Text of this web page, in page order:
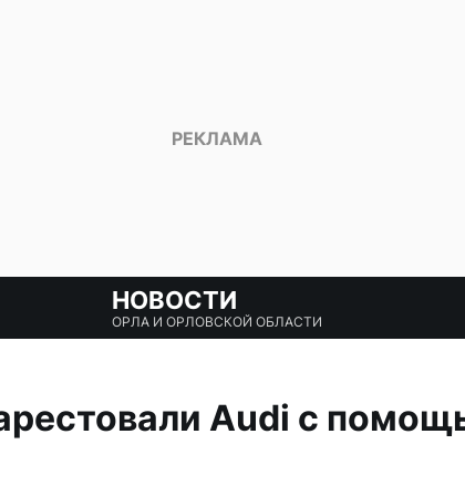
НОВОСТИ
ОРЛА И ОРЛОВСКОЙ ОБЛАСТИ
Audi с